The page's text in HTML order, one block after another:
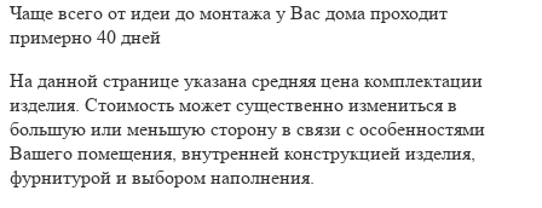
Чаще всего от идеи до монтажа у Вас дома проходит
примерно 40 дней
На данной странице указана средняя цена комплектации
изделия. Стоимость может существенно измениться в
большую или меньшую сторону в связи с особенностями
Вашего помещения, внутренней конструкцией изделия,
фурнитурой и выбором наполнения.